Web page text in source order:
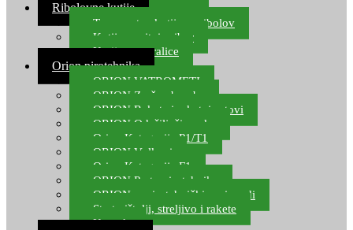
Ribolovne kutije
Transportne kutije za ribolov
Kutije za sitni pribor
Kutije za varalice
Orion pirotehnika
ORION VATROMETI
ORION Zračne bombe
ORION Rakete i raketni setovi
ORION Odašiljači zvuka
Orion Kategorija P1/T1
ORION Vulkani
Orion Kategorija F1
ORION Party pirotehnika
ORION nepirotehnički proizvodi
Start pištolji, streljivo i rakete
Kontakt